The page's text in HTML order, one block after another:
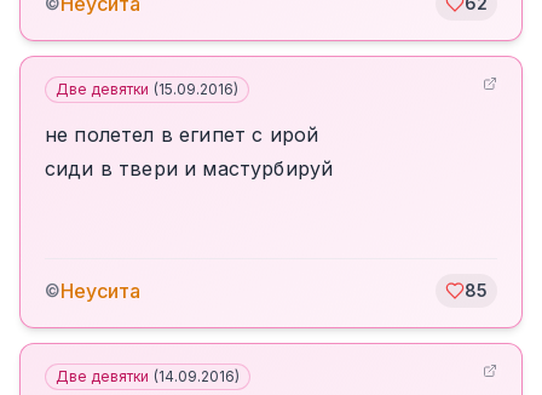
Две девятки (15.09.2016)
не полетел в египет с ирой
сиди в твери и мастурбируй
©Неусита 85
Две девятки (14.09.2016)